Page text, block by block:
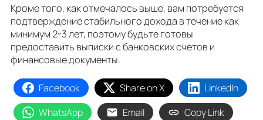
Кроме того, как отмечалось выше, вам потребуется
подтверждение стабильного дохода в течение как
минимум 2-3 лет, поэтому будьте готовы
предоставить выписки с банковских счетов и
финансовые документы.
Facebook Share on X
LinkedIn
WhatsApp
Email Copy Link